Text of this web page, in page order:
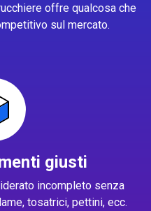
offre qualcosa che
sul mercato.
giusti
incompleto senza
tosatrici, pettini, ecc.